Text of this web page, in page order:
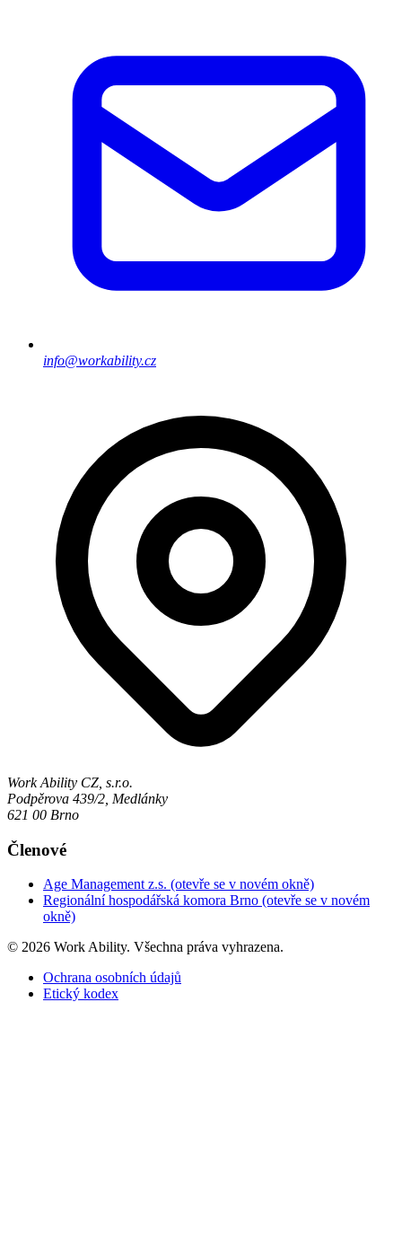
info@workability.cz
Work Ability CZ, s.r.o.
Podpěrova 439/2, Medlánky
621 00 Brno
Členové
Age Management z.s. (otevře se v novém okně)
Regionální hospodářská komora Brno (otevře se v novém
okně)
© 2026 Work Ability. Všechna práva vyhrazena.
Ochrana osobních údajů
Etický kodex